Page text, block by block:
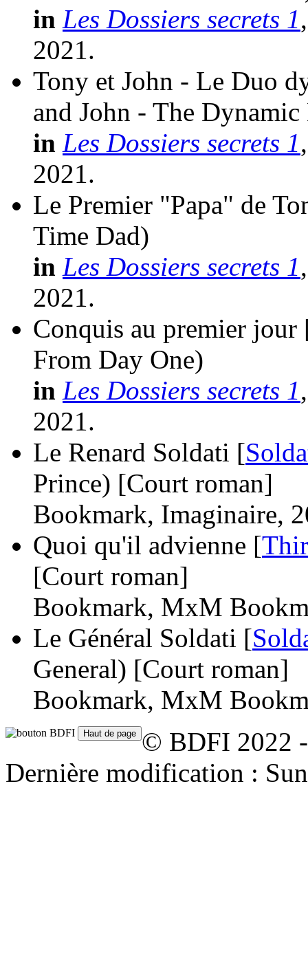
in Les Dossiers secrets 1
2021.
Tony et John - Le Duo
and John - The
in Les Dossiers secrets 1
2021.
Le Premier "Papa" de
Time Dad)
in Les Dossiers secrets 1
2021.
Conquis au premier jour
From Day One)
in Les Dossiers secrets 1
2021.
Le Renard Soldati [
Prince) [Court roman]
Bookmark, Imaginaire,
Quoi qu'il advienne [
[Court roman]
Bookmark, MxM
Le Général Soldati [
General) [Court roman]
Bookmark, MxM
© BDFI 2022
Dernière modification :